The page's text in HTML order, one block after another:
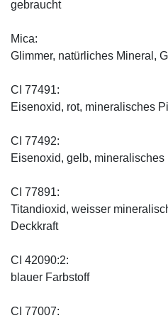
gebraucht
Mica:
Glimmer, natürliches Mineral,
CI 77491:
Eisenoxid, rot, mineralisches
CI 77492:
Eisenoxid, gelb, mineralisches
CI 77891:
Titandioxid, weisser
Deckkraft
CI 42090:2:
blauer Farbstoff
CI 77007: